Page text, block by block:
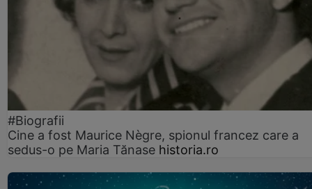
#Biografii
Cine a fost Maurice Nègre, spionul francez care a
sedus-o pe Maria Tănase historia.ro